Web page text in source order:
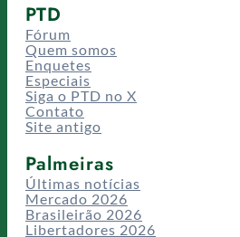
PTD
Fórum
Quem somos
Enquetes
Especiais
Siga o PTD no X
Contato
Site antigo
Palmeiras
Últimas notícias
Mercado 2026
Brasileirão 2026
Libertadores 2026